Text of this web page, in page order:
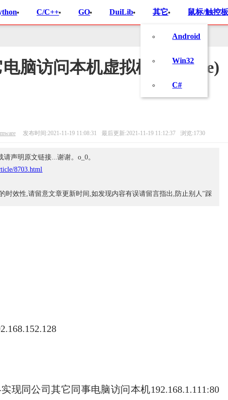
C/C++ GO DuiLib 其它
Android
Win32
C#
鼠标/触控
脑访问本机虚拟机(vmware)
发布时间:2021-11-19 11:08:31 最后更新:2021-11-19 11:12:37 浏览:1730
声明原文链接...谢谢。o_0。
8703.html
时效性,请留意文章更新时间,如发现内容有误请留言指出,防止别人"踩
现同公司其它同事电脑访问本机192.168.1.111:80